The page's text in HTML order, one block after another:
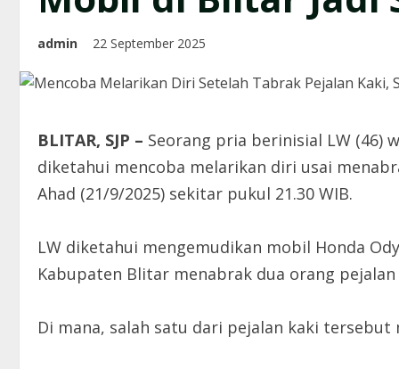
admin 22 September 2025
BLITAR, SJP – Seorang pria berinisial LW (46)
diketahui mencoba melarikan diri usai
Ahad (21/9/2025) sekitar pukul 21.30 WIB.
LW diketahui mengemudikan mobil Honda
Kabupaten Blitar menabrak dua orang pejalan
Di mana, salah satu dari pejalan kaki